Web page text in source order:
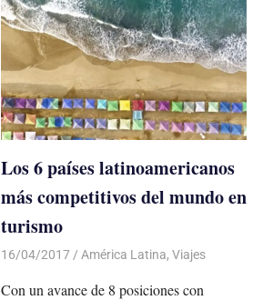
Los 6 países latinoamericanos
más competitivos del mundo en
turismo
16/04/2017 De todo un Poco
América Latina, Viajes
Con un avance de 8 posiciones con